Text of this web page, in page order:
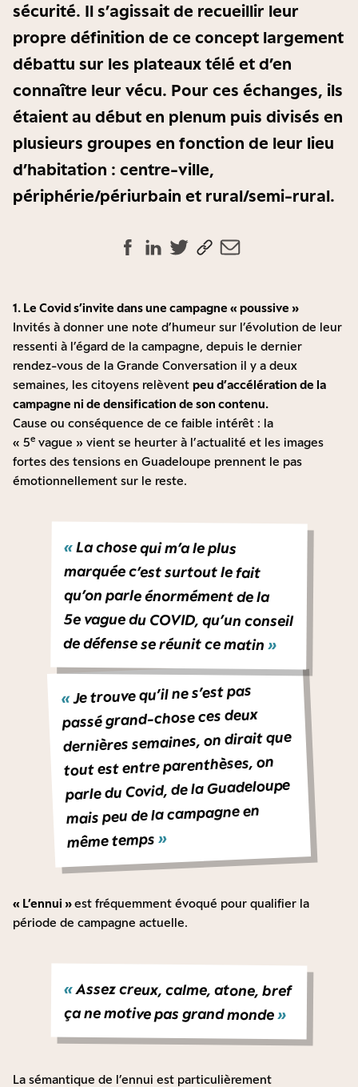
sécurité. Il s’agissait de recueillir leur
propre définition de ce concept largement
débattu sur les plateaux télé et d’en
connaître leur vécu. Pour ces échanges, ils
étaient au début en plenum puis divisés en
plusieurs groupes en fonction de leur lieu
d’habitation : centre-ville,
périphérie/périurbain et rural/semi-rural.
1. Le Covid s’invite dans une campagne « poussive »
Invités à donner une note d’humeur sur l’évolution de leur
ressenti à l’égard de la campagne, depuis le dernier
rendez-vous de la Grande Conversation il y a deux
semaines, les citoyens relèvent peu d’accélération de la
campagne ni de densification de son contenu.
Cause ou conséquence de ce faible intérêt : la
« 5e vague » vient se heurter à l’actualité et les images
fortes des tensions en Guadeloupe prennent le pas
émotionnellement sur le reste.
«La chose qui m’a le plus
marquée c’est surtout le fait
qu’on parle énormément de la
5e vague du COVID, qu’un conseil
de défense se réunit ce matin »
«Je trouve qu’il ne s’est pas
passé grand-chose ces deux
dernières semaines, on dirait que
tout est entre parenthèses, on
parle du Covid, de la Guadeloupe
mais peu de la campagne en
même temps »
« L’ennui »est fréquemment évoqué pour qualifier la
période de campagne actuelle.
«Assez creux, calme, atone, bref
ça ne motive pas grand monde»
La sémantique de l’ennui est particulièrement